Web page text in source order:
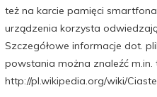
też na karcie pamięci
urządzenia korzysta
Szczegółowe informacje dot.
powstania można znaleźć m.in.
http://pl.wikipedia.org/wiki/